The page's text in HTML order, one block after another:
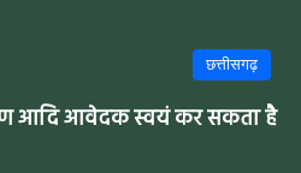
छत्तीसगढ़
आदि आवेदक स्वयं कर सकता है